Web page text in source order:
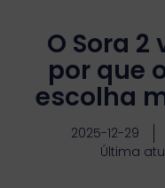
O Sora 2
por que
escolha
2025-12-29
Última